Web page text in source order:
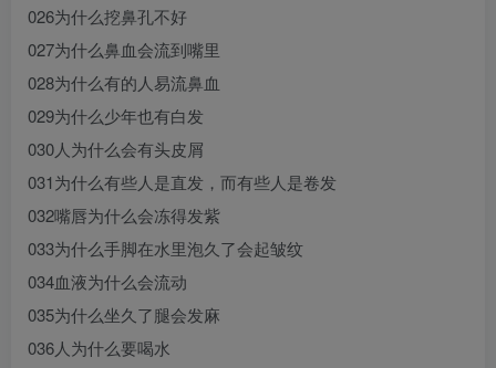
026为什么挖鼻孔不好
027为什么鼻血会流到嘴里
028为什么有的人易流鼻血
029为什么少年也有白发
030人为什么会有头皮屑
031为什么有些人是直发，而有些人是卷发
032嘴唇为什么会冻得发紫
033为什么手脚在水里泡久了会起皱纹
034血液为什么会流动
035为什么坐久了腿会发麻
036人为什么要喝水